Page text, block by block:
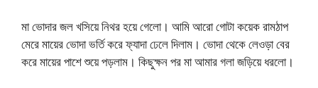
মা ভোদার জল খসিয়ে নিথর হয়ে গেলো। আমি আরো গোটা কয়েক রামঠাপ
মেরে মায়ের ভোদা ভর্তি করে ফ্যাদা ঢেলে দিলাম। ভোদা থেকে লেওড়া বের
করে মায়ের পাশে শুয়ে পড়লাম। কিছুক্ষন পর মা আমার গলা জড়িয়ে ধরলো।